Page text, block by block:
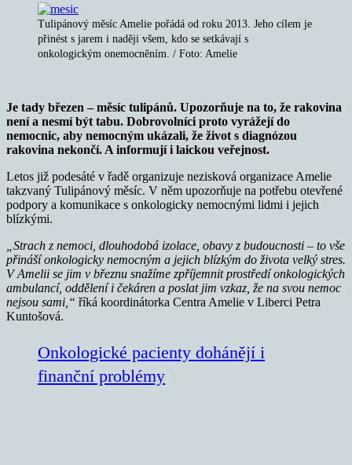
Tulipánový měsíc Amelie pořádá od roku 2013. Jeho cílem je
přinést s jarem i naději všem, kdo se setkávají s
onkologickým onemocněním. / Foto: Amelie
Je tady březen – měsíc tulipánů. Upozorňuje na to, že rakovina
není a nesmí být tabu. Dobrovolníci proto vyrážejí do
nemocnic, aby nemocným ukázali, že život s diagnózou
rakovina nekončí. A informují i laickou veřejnost.
Letos již podesáté v řadě organizuje nezisková organizace Amelie
takzvaný Tulipánový měsíc. V něm upozorňuje na potřebu otevřené
podpory a komunikace s onkologicky nemocnými lidmi i jejich
blízkými.
„Strach z nemoci, dlouhodobá izolace, obavy z budoucnosti – to vše
přináší onkologicky nemocným a jejich blízkým do života velký stres.
V Amelii se jim v březnu snažíme zpříjemnit prostředí onkologických
ambulancí, oddělení i čekáren a poslat jim vzkaz, že na svou nemoc
nejsou sami,“ říká koordinátorka Centra Amelie v Liberci Petra
Kuntošová.
Onkologické pacienty dohánějí i
finanční problémy